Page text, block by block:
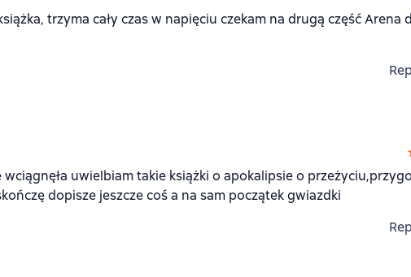
trzyma cały czas w napięciu czekam na drugą część Arena
uwielbiam takie książki o apokalipsie o
dopisze jeszcze coś a na sam początek gwiazdki